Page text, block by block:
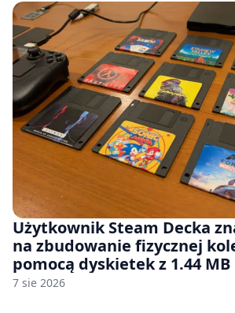
Użytkownik Steam Decka
na zbudowanie fizycznej
pomocą dyskietek z 1.44
7 sie 2026